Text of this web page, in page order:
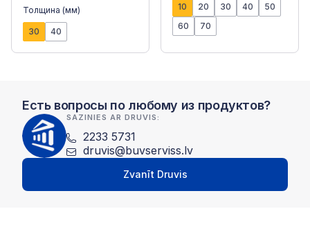
Толщина (мм)
30 40
10 20 30 40
50
60
70
Есть вопросы по любому из продуктов?
SAZINIES AR DRUVIS:
2233 5731
druvis@buvserviss.lv
Zvanīt Druvis